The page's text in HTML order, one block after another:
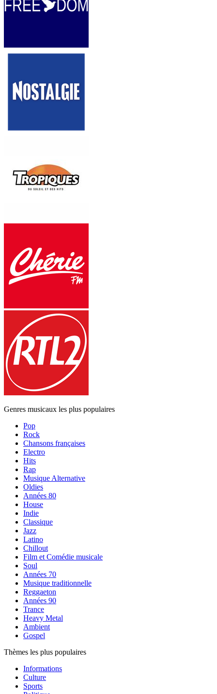
Genres musicaux les plus populaires
Pop
Rock
Chansons françaises
Electro
Hits
Rap
Musique Alternative
Oldies
Années 80
House
Indie
Classique
Jazz
Latino
Chillout
Film et Comédie musicale
Soul
Années 70
Musique traditionnelle
Reggaeton
Années 90
Trance
Heavy Metal
Ambient
Gospel
Thèmes les plus populaires
Informations
Culture
Sports